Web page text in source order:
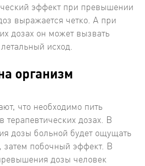
эффект при превышении
выражается четко. А при
дозах он может вызвать
исход.
организм
что необходимо пить
терапевтических дозах. В
дозы больной будет ощущать
побочный эффект. В
дозы человек